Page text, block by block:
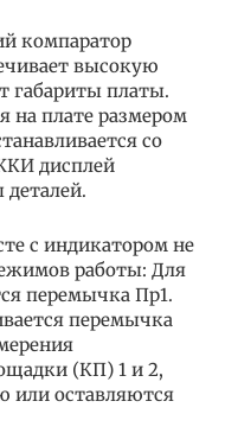
компаратор
высокую
габариты платы.
на плате размером
со
дисплей
деталей.
с индикатором не
работы: Для
перемычка Пр1.
перемычка
(КП) 1 и 2,
или оставляются